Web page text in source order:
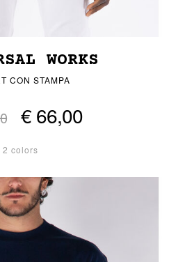
WORKS
CON STAMPA
€ 66,00
2 colors